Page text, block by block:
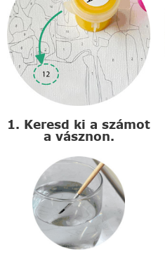
1. Keresd ki a számot
a vásznon.